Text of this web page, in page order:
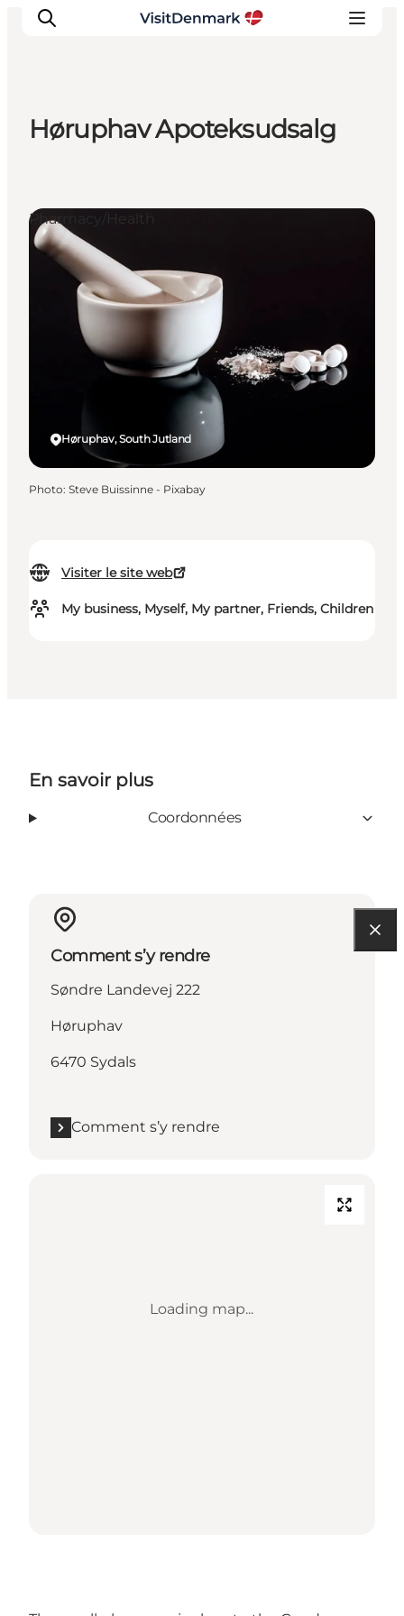
Quoi faire
Hébergements
Planifiez votre voyage
Høruphav Apoteksudsalg
Visiter le site web
My business, Myself, My partner, Friends, Children
Høruphav, South Jutland
Pharmacy/Health
Photo: Steve Buissinne - Pixabay
En savoir plus
Coordonnées
Comment s’y rendre
Søndre Landevej 222
Høruphav
6470 Sydals
Comment s’y rendre
Loading map...